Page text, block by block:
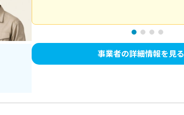
事業者の詳細情報を見る